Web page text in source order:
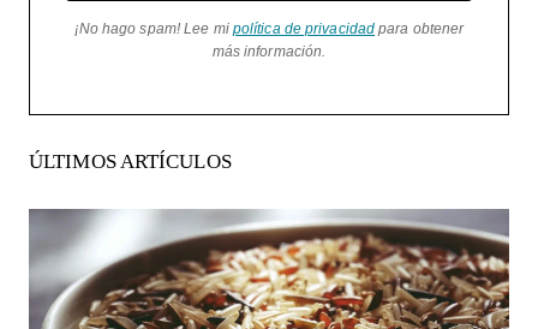
¡No hago spam! Lee mi política de privacidad para obtener
más información.
ÚLTIMOS ARTÍCULOS